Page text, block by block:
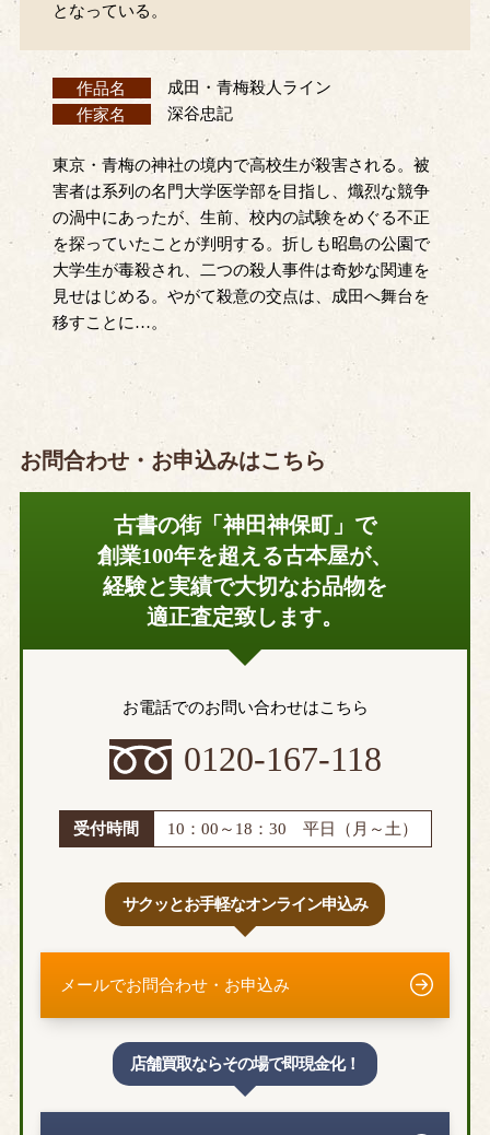
となっている。
作品名
成田・青梅殺人ライン
作家名
深谷忠記
東京・青梅の神社の境内で高校生が殺害される。被
害者は系列の名門大学医学部を目指し、熾烈な競争
の渦中にあったが、生前、校内の試験をめぐる不正
を探っていたことが判明する。折しも昭島の公園で
大学生が毒殺され、二つの殺人事件は奇妙な関連を
見せはじめる。やがて殺意の交点は、成田へ舞台を
移すことに…。
お問合わせ・お申込みはこちら
古書の街「神田神保町」で
創業100年を超える古本屋が、
経験と実績で大切なお品物を
適正査定致します。
お電話でのお問い合わせはこちら
0120-167-118
受付時間 10：00～18：30 平日（月～土）
サクッとお手軽なオンライン申込み
メールでお問合わせ・お申込み
店舗買取ならその場で即現金化！